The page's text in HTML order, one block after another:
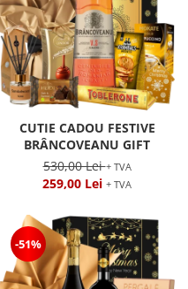
CUTIE CADOU FESTIVE
BRÂNCOVEANU GIFT
530,00 Lei+ TVA
259,00 Lei + TVA
-51%